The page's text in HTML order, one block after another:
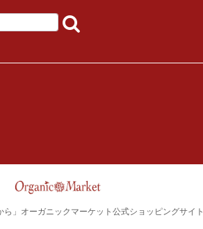
ら」オーガニックマーケット公式ショッピングサイト